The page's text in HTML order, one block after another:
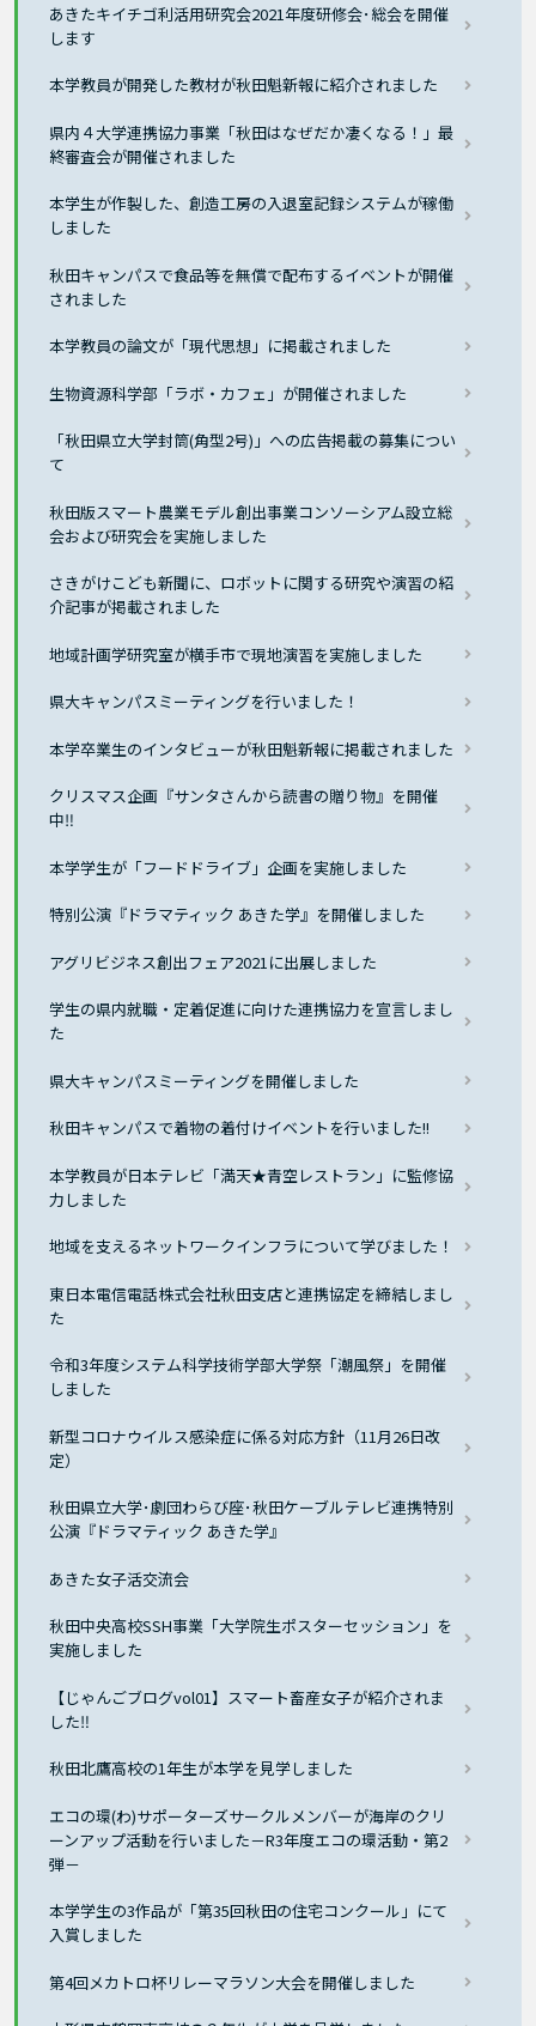
あきたキイチゴ利活用研究会2021年度研修会･総会を開催
します
本学教員が開発した教材が秋田魁新報に紹介されました
県内４大学連携協力事業「秋田はなぜだか凄くなる！」最
終審査会が開催されました
本学生が作製した、創造工房の入退室記録システムが稼働
しました
秋田キャンパスで食品等を無償で配布するイベントが開催
されました
本学教員の論文が「現代思想」に掲載されました
生物資源科学部「ラボ・カフェ」が開催されました
「秋田県立大学封筒(角型2号)」への広告掲載の募集につい
て
秋田版スマート農業モデル創出事業コンソーシアム設立総
会および研究会を実施しました
さきがけこども新聞に、ロボットに関する研究や演習の紹
介記事が掲載されました
地域計画学研究室が横手市で現地演習を実施しました
県大キャンパスミーティングを行いました！
本学卒業生のインタビューが秋田魁新報に掲載されました
クリスマス企画『サンタさんから読書の贈り物』を開催
中‼
本学学生が「フードドライブ」企画を実施しました
特別公演『ドラマティック あきた学』を開催しました
アグリビジネス創出フェア2021に出展しました
学生の県内就職・定着促進に向けた連携協力を宣言しまし
た
県大キャンパスミーティングを開催しました
秋田キャンパスで着物の着付けイベントを行いました!!
本学教員が日本テレビ「満天★青空レストラン」に監修協
力しました
地域を支えるネットワークインフラについて学びました！
東日本電信電話株式会社秋田支店と連携協定を締結しまし
た
令和3年度システム科学技術学部大学祭「潮風祭」を開催
しました
新型コロナウイルス感染症に係る対応方針（11月26日改
定）
秋田県立大学･劇団わらび座･秋田ケーブルテレビ連携特別
公演『ドラマティック あきた学』
あきた女子活交流会
秋田中央高校SSH事業「大学院生ポスターセッション」を
実施しました
【じゃんごブログvol01】スマート畜産女子が紹介されま
した‼
秋田北鷹高校の1年生が本学を見学しました
エコの環(わ)サポーターズサークルメンバーが海岸のクリ
ーンアップ活動を行いました－R3年度エコの環活動・第2
弾－
本学学生の3作品が「第35回秋田の住宅コンクール」にて
入賞しました
第4回メカトロ杯リレーマラソン大会を開催しました